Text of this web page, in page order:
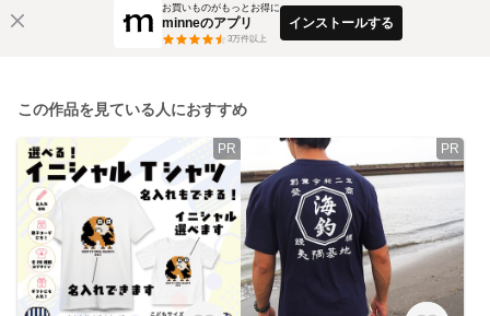
お買いものがもっとお得に
minneのアプリ
3万件以上
インストールする
この作品を見ている人におすすめ
PR PR